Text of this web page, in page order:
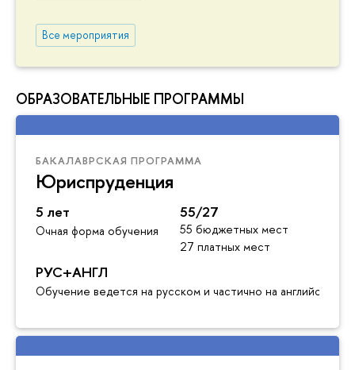
Все мероприятия
ОБРАЗОВАТЕЛЬНЫЕ ПРОГРАММЫ
БАКАЛАВРСКАЯ ПРОГРАММА
Юриспруденция
5 лет
Очная форма обучения
55/27
55 бюджетных мест
27 платных мест
РУС+АНГЛ
Обучение ведется на русском и частично на английском